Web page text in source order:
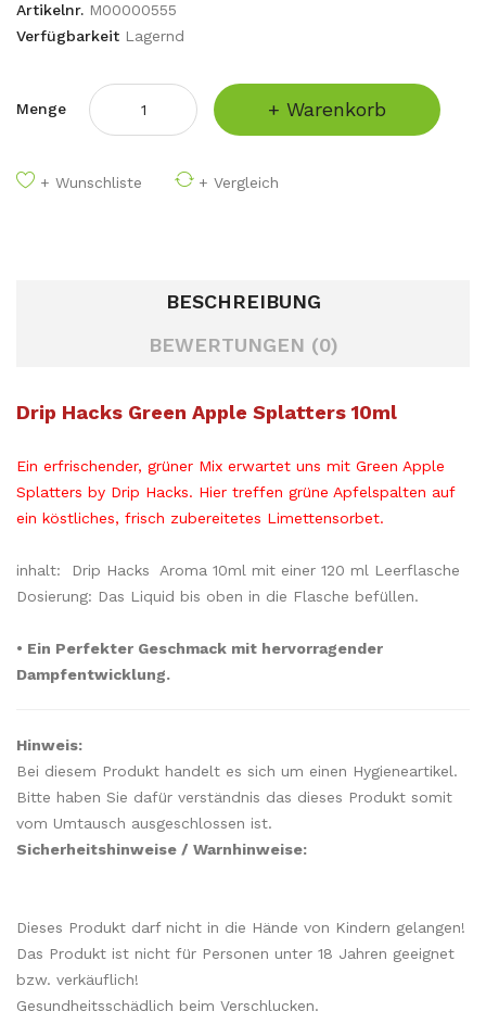
Artikelnr. M00000555
Verfügbarkeit Lagernd
Menge + Warenkorb
+ Wunschliste + Vergleich
BESCHREIBUNG
BEWERTUNGEN (0)
Drip Hacks Green Apple Splatters 10ml
Ein erfrischender, grüner Mix erwartet uns mit Green Apple
Splatters by Drip Hacks. Hier treffen grüne Apfelspalten auf
ein köstliches, frisch zubereitetes Limettensorbet.
inhalt: Drip Hacks Aroma 10ml mit einer 120 ml Leerflasche
Dosierung: Das Liquid bis oben in die Flasche befüllen.
• Ein Perfekter Geschmack mit hervorragender
Dampfentwicklung.
Hinweis:
Bei diesem Produkt handelt es sich um einen Hygieneartikel.
Bitte haben Sie dafür verständnis das dieses Produkt somit
vom Umtausch ausgeschlossen ist.
Sicherheitshinweise / Warnhinweise:
Dieses Produkt darf nicht in die Hände von Kindern gelangen!
Das Produkt ist nicht für Personen unter 18 Jahren geeignet
bzw. verkäuflich!
Gesundheitsschädlich beim Verschlucken.